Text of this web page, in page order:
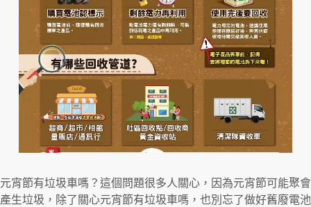
元宵節有垃圾車嗎？這個問題很多人關心，因為元宵節可能聚會
產生垃圾，除了關心元宵節有垃圾車嗎，也別忘了做好舊廢電池